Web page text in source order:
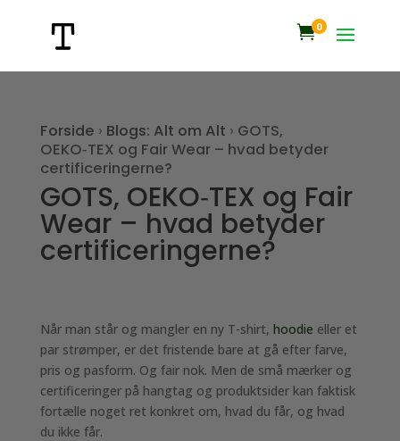
0
Forside › Blogs: Alt om Alt › GOTS,
OEKO‑TEX og Fair Wear – hvad betyder
certificeringerne?
GOTS, OEKO‑TEX og Fair
Wear – hvad betyder
certificeringerne?
Når man står og mangler en ny T-shirt, hoodie eller et
par strømper, er det fristende bare at gå efter farve,
pris og pasform. Og fair nok. Men de små mærker og
certificeringer på hangtag og produktsider kan faktisk
fortælle noget ret konkret om, hvad du får, og hvad
du ikke får.